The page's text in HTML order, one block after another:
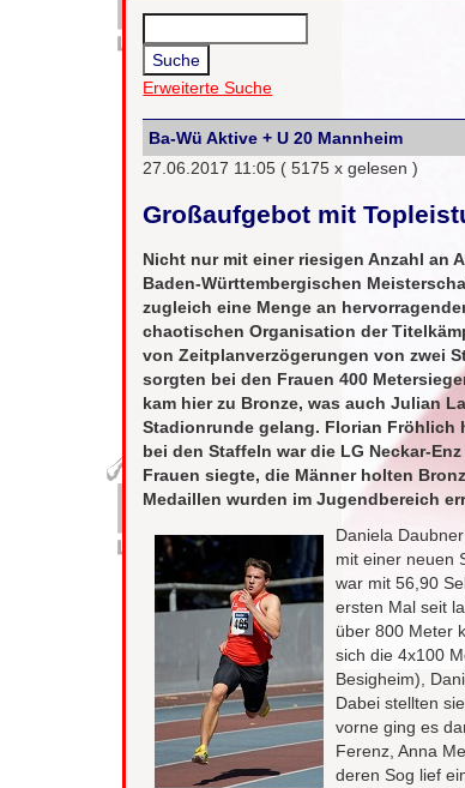
Erweiterte Suche
Ba-Wü Aktive + U 20 Mannheim
27.06.2017 11:05 ( 5175 x gelesen )
Großaufgebot mit
Nicht nur mit einer riesigen Anzahl an
Baden-Württembergischen
zugleich eine Menge an
chaotischen Organisation der
von Zeitplanverzögerungen von zwei
sorgten bei den Frauen 400
kam hier zu Bronze, was auch Julian
Stadionrunde gelang. Florian Fröhlich
bei den Staffeln war die LG Neckar-
Frauen siegte, die Männer holten
Medaillen wurden im Jugendbereich
Daniela
mit einer neuen
war mit 56,90
ersten Mal seit
über 800 Meter
sich die 4x100
Besigheim),
Dabei stellten
vorne ging es
Ferenz, Anna
deren Sog lief